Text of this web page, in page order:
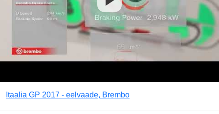
Itaalia GP 2017 - eelvaade, Brembo